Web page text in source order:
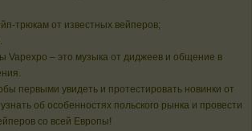
трюкам от известных вейперов;
Vapexpo – это музыка от диджеев и общение в
первыми увидеть и протестировать новинки от
об особенностях польского рынка и провести
со всей Европы!